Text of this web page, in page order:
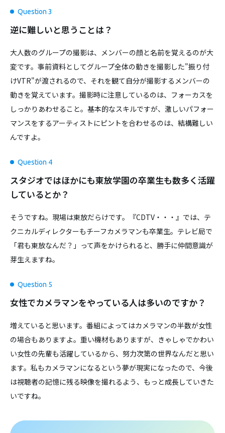
Question 3
逆に難しいと思うことは？
大人数のグループの撮影は、メンバーの顔と名前を覚えるのが大
変です。事前資料としてグループ全体の動きを撮影した"振り付
けVTR"が渡されるので、それを観て自分が撮影するメンバーの
動きを覚えています。撮影時に注意しているのは、フォーカスを
しっかりあわせること。基本的なスキルですが、激しいパフォー
マンスをするアーティストにピントを合わせるのは、結構難しい
んですよ。
Question 4
スタジオではほかにも東放学園の卒業生も数多く活躍
しているとか？
そうですね。現場は東放だらけです。『CDTV・・・』では、テ
クニカルディレクターもチーフカメラマンも卒業生。テレビ局で
「君も東放なんだ？」って声をかけられると、勝手に仲間意識が
芽生えますね。
Question 5
女性でカメラマンをやっている人は多いのですか？
増えていると思います。番組によってはカメラマンの半数が女性
の場合もありますよ。重い機材もありますが、きゃしゃでかわい
い女性の先輩も活躍しているから、努力次第の世界なんだと思い
ます。私もカメラマンになるという夢が現実になったので、今後
は視聴者の記憶に残る映像を撮れるよう、もっと成長していきた
いですね。